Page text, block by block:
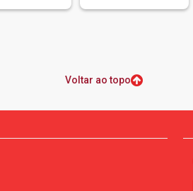
Voltar ao topo